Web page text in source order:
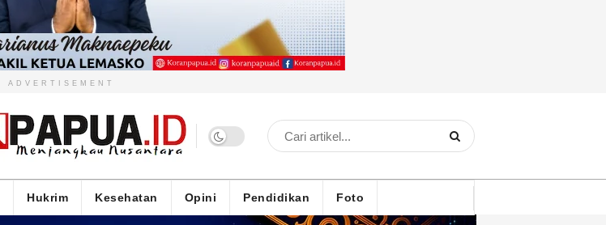
ADVERTISEMENT
Hukrim Kesehatan Opini Pendidikan Foto